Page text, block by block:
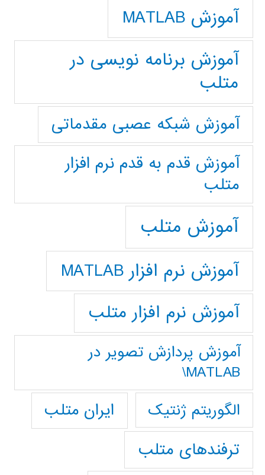
آموزش MATLAB
آموزش برنامه نویسی در
متلب
آموزش شبکه عصبی مقدماتی
آموزش قدم به قدم نرم افزار
متلب
آموزش متلب
آموزش نرم افزار MATLAB
آموزش نرم افزار متلب
آموزش پردازش تصوير در
MATLAB\
الگوریتم ژنتیک
ایران متلب
ترفندهای متلب